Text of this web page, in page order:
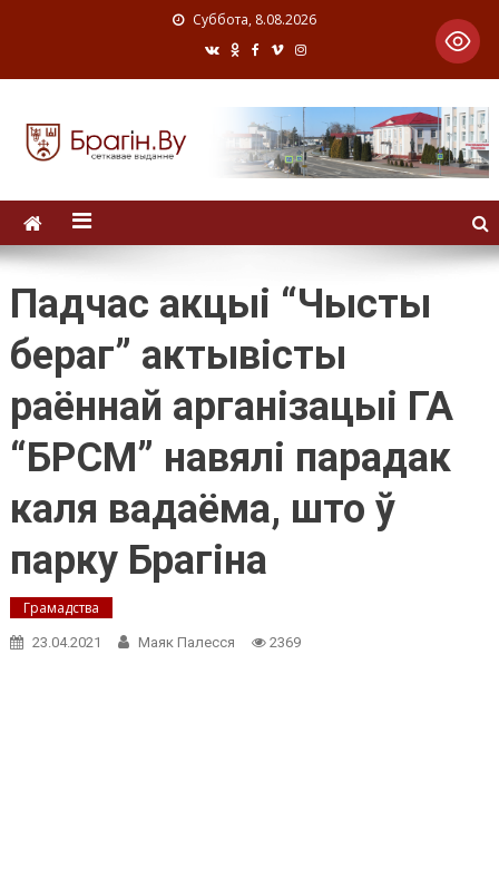
Суббота, 8.08.2026
Падчас акцыі “Чысты
бераг” актывісты
раённай арганізацыі ГА
“БРСМ” навялі парадак
каля вадаёма, што ў
парку Брагіна
Грамадства
23.04.2021 Маяк Палесся 2369